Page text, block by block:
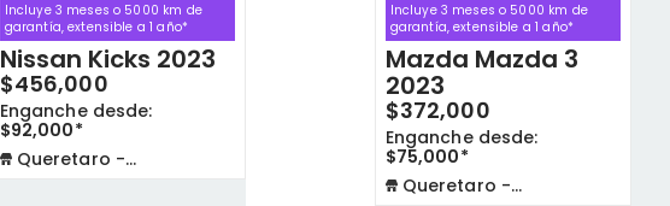
Incluye 3 meses o 5000 km de
garantía, extensible a 1 año*
Nissan Kicks 2023
$456,000
Enganche desde:
$92,000*
Queretaro - La Capilla
Incluye 3 meses o 5000 km de
garantía, extensible a 1 año*
Mazda Mazda 3
2023
$372,000
Enganche desde:
$75,000*
Queretaro - La Capilla